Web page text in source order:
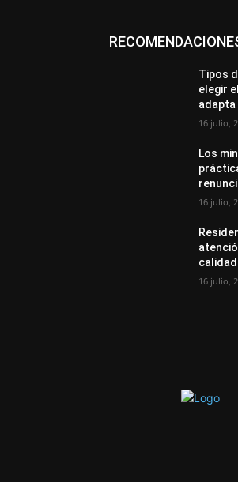
Tipos
elegir
adapta
16 julio,
Los
16 julio,
16 julio,